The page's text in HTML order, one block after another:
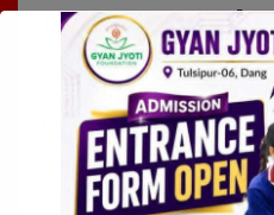
Leave a Reply
Your email address will not
fields are marked*
Comment*